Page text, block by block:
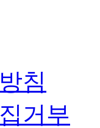
침
거부